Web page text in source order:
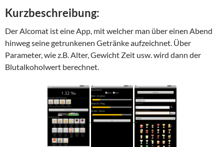
Kurzbeschreibung:
Der Alcomat ist eine App, mit welcher man über einen Abend
hinweg seine getrunkenen Getränke aufzeichnet. Über
Parameter, wie z.B. Alter, Gewicht Zeit usw. wird dann der
Blutalkoholwert berechnet.